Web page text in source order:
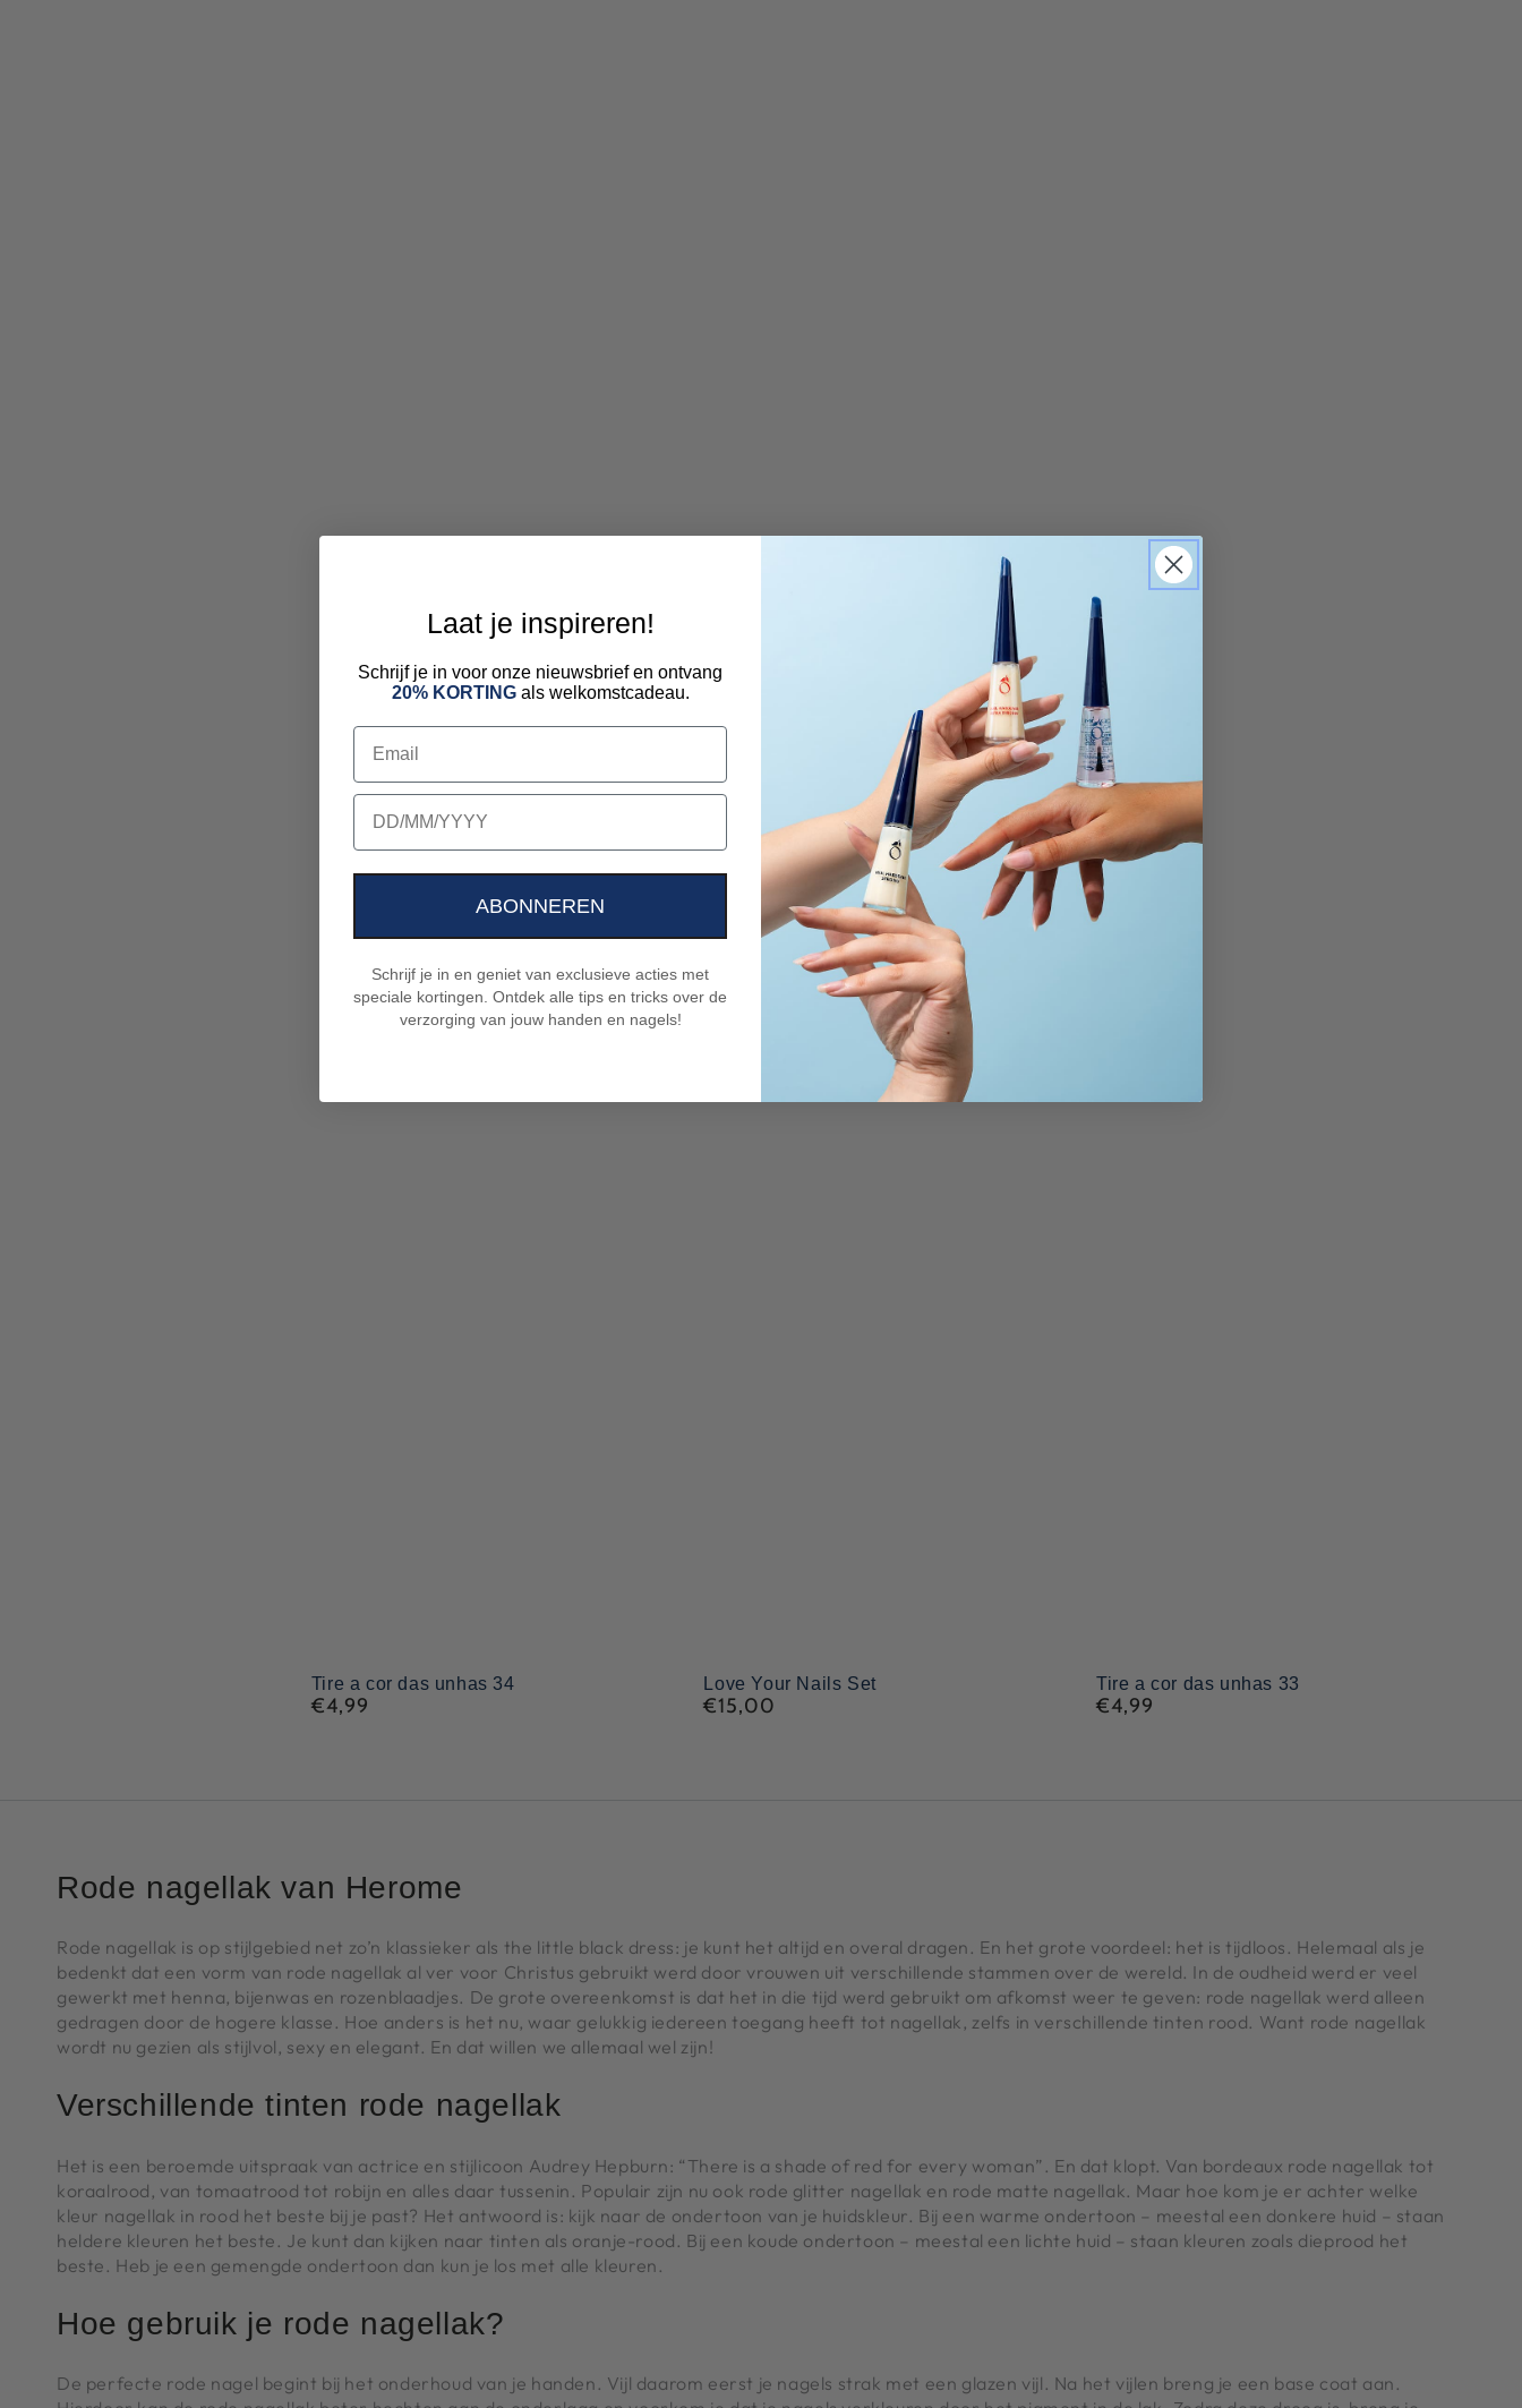
Tire
a
Tire a cor das unhas 34
Preço
€4,99
Love
Your
Love Your Nails Set
Preço
€15,00
Tire
a
Tire a cor das unhas 33
Preço
€4,99
Rode nagellak van Herome
Rode nagellak is op stijlgebied net zo’n klassieker als the little black dress: je kunt het altijd en overal dragen. En het grote voordeel: het is tijdloos. Helemaal als je
bedenkt dat een vorm van rode nagellak al ver voor Christus gebruikt werd door vrouwen uit verschillende stammen over de wereld. In de oudheid werd er veel
gewerkt met henna, bijenwas en rozenblaadjes. De grote overeenkomst is dat het in die tijd werd gebruikt om afkomst weer te geven: rode nagellak werd alleen
gedragen door de hogere klasse. Hoe anders is het nu, waar gelukkig iedereen toegang heeft tot nagellak, zelfs in verschillende tinten rood. Want rode nagellak
wordt nu gezien als stijlvol, sexy en elegant. En dat willen we allemaal wel zijn!
Verschillende tinten rode nagellak
Het is een beroemde uitspraak van actrice en stijlicoon Audrey Hepburn: “There is a shade of red for every woman”. En dat klopt. Van bordeaux rode nagellak tot
koraalrood, van tomaatrood tot robijn en alles daar tussenin. Populair zijn nu ook rode glitter nagellak en rode matte nagellak. Maar hoe kom je er achter welke
kleur nagellak in rood het beste bij je past? Het antwoord is: kijk naar de ondertoon van je huidskleur. Bij een warme ondertoon – meestal een donkere huid – staan
heldere kleuren het beste. Je kunt dan kijken naar tinten als oranje-rood. Bij een koude ondertoon – meestal een lichte huid – staan kleuren zoals dieprood het
beste. Heb je een gemengde ondertoon dan kun je los met alle kleuren.
Hoe gebruik je rode nagellak?
De perfecte rode nagel begint bij het onderhoud van je handen. Vijl daarom eerst je nagels strak met een glazen vijl. Na het vijlen breng je een base coat aan.
Laat je inspireren!
Schrijf je in voor onze nieuwsbrief en ontvang
20% KORTINGals welkomstcadeau.
Email
birthday
ABONNEREN
Schrijf je in en geniet van exclusieve acties met
speciale kortingen. Ontdek alle tips en tricks over de
verzorging van jouw handen en nagels!